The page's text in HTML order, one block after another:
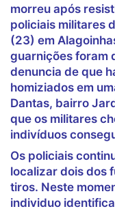
morreu após
policiais militares
(23) em
guarnições foram
denuncia de que
homiziados em
Dantas, bairro
que os militares
indivíduos
Os policiais
localizar dois dos
tiros. Neste
individuo